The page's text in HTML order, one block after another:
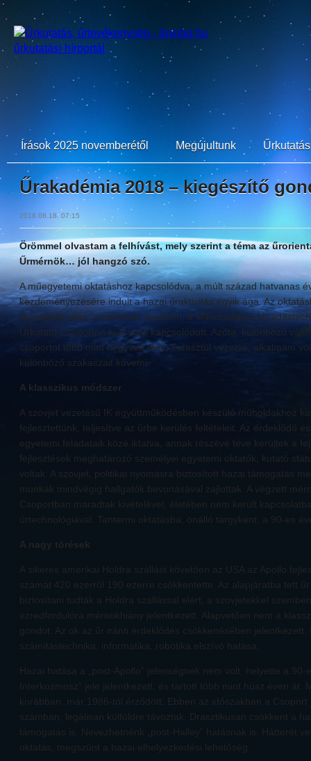
Írások 2025 novemberétől Megújultunk
Űrakadémia 2018 – kiegészítő
2018.08.18. 07:15
Örömmel olvastam a felhívást, mely szerint a téma az
Űrmérnök… jól hangzó szó.
A műegyetemi oktatáshoz kapcsolódva, a múlt század hatvanas
kezdeményezésére indult a hazai űraktivitás egyik ága. Az
tagságunk után, a hetvenes években, a Mikrohullámú
Űrkutató Csoporton keresztül kapcsolódott. Azóta, különböző
csoportot több mint negyven éven keresztül vezetve, alkalmam
különböző szakaszait követni.
A klasszikus módszer
A szovjet vezetésű IK együttműködésben készülő műholdakhoz
fejlesztettünk, teljesítve az űrbe kerülés feltételeit. Az érdeklődő
egyetemi feladataik közé iktatva, annak részévé téve kerültek a
fejlesztések meghatározó személyei egyetemi oktatók, kutató
voltak. A szovjet, politikai nyomásra biztosított hazai támogatás
munkák mindvégig hallgatók bevonásával zajlottak. A végzett
Csoportban maradtak kivételével, életében nem került
űrtechnológiával. Tantermi oktatásba, önálló tárgyként, a 90-es
A nagy törések
A sikeres amerikai Holdra szállást követően az USA az Apollo
számát 420 ezerről 190 ezerre csökkentette. Az alapjáratba tett
biztosítani tudták a Holdra szállással elért, a szovjetekkel
ezredfordulóra mérnökhiány jelentkezett. Alapvetően nem a
gondot. Az ok az űr iránti érdeklődés csökkenésében jelentkezett.
számítástechnika, informatika, robotika elszívó hatása.
Hazai hatása a „post-Apollo” jelenségnek nem volt, helyette a 90-
Interkozmosz” jele jelentkezett, és tartott több mint húsz éven át.
korábban, már 1986-tól érződött. Ebben az időszakban a Csoport
számban, legálisan külföldre távoztak. Drasztikusan csökkent a
támogatás is. Nevezhetnénk „post-Halley” hatásnak is. Hátterét
oktatás, megszűnt a hazai elhelyezkedési lehetőség.